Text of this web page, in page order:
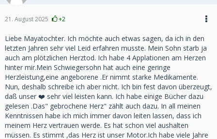
21. August 2025 +2
Liebe Mayatochter. Ich möchte auch etwas sagen, da ich in den
letzten Jahren sehr viel Leid erfahren musste. Mein Sohn starb ja
auch am plötzlichen Herztod. Ich habe 4 Applationen am Herzen
hinter mir.Mein Schwiegersohn hat auch eine geringe
Herzleistung,eine angeborene .Er nimmt starke Medikamente.
Nun, deshalb schreibe ich aber nicht. Ich bin fest davon überzeugt,
daß unser ❤️ sehr viel leisten kann. Ich habe einige Bücher dazu
gelesen .Das" gebrochene Herz" zählt auch dazu. In all meinen
Kenntnissen habe ich mich immer davon leiten lassen, dass ich
meinem Herz vertrauen werde. Es hat schon viel aushalten
müssen. Es stimmt ,das Herz ist unser Motor.Ich habe viele Jahre